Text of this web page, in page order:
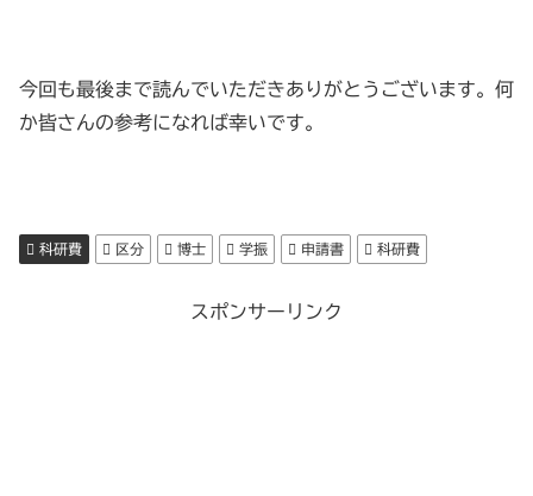
今回も最後まで読んでいただきありがとうございます。何
か皆さんの参考になれば幸いです。
科研費 区分 博士 学振 申請書 科研費
スポンサーリンク